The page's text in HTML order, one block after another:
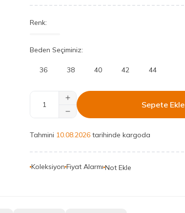
Renk:
Beden Seçiminiz:
36 38 40 42 44
Sepete Ekle
Tahmini 10.08.2026 tarihinde kargoda
Koleksiyon Fiyat Alarmı Not Ekle